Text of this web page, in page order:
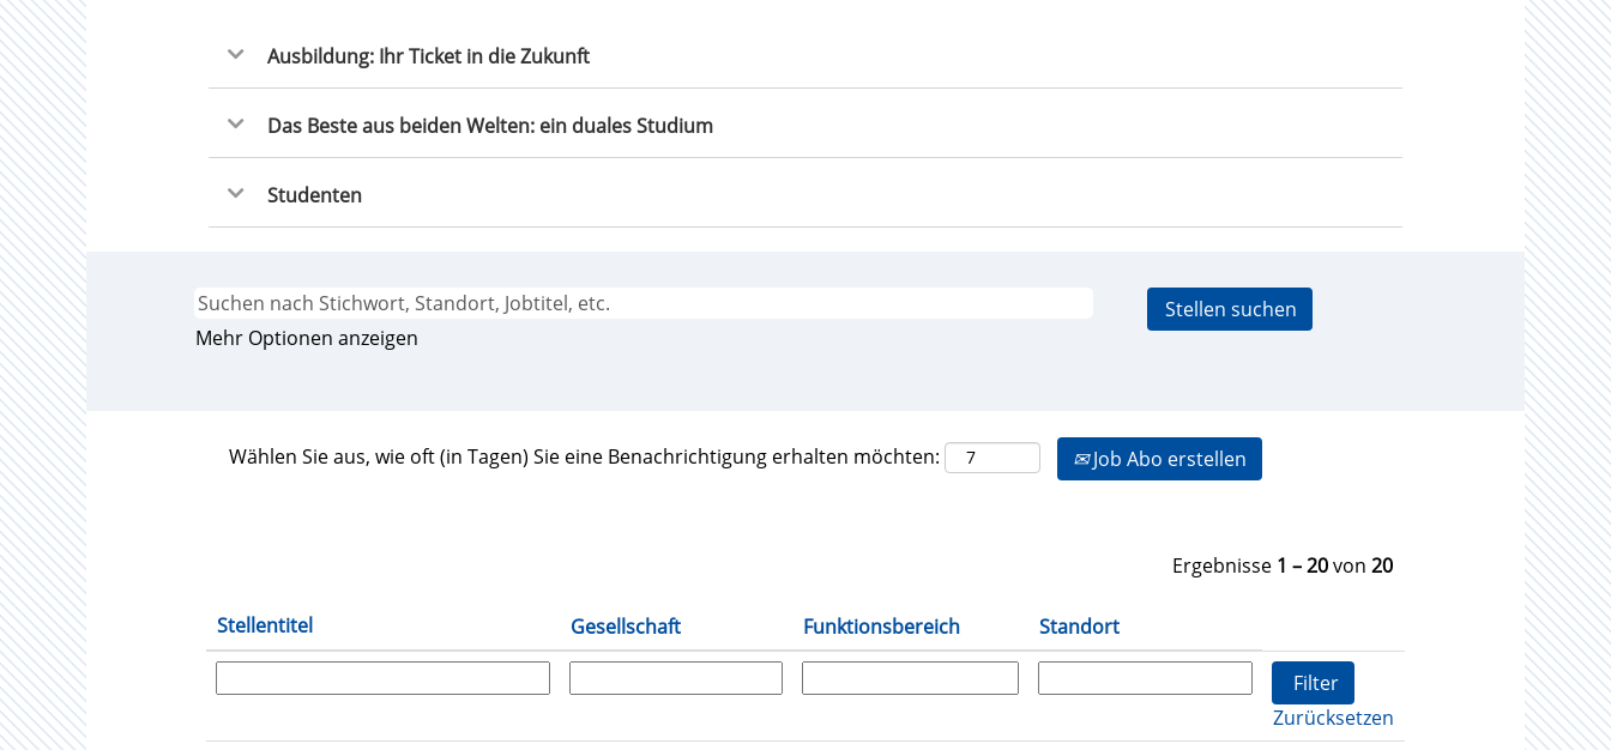
Ausbildung: Ihr Ticket in die Zukunft
Das Beste aus beiden Welten: ein duales Studium
Studenten
Mehr Optionen anzeigen
Wählen Sie aus, wie oft (in Tagen) Sie eine Benachrichtigung erhalten möchten: Job Abo erstellen
Ergebnisse 1 – 20von 20
Stellentitel Gesellschaft Funktionsbereich Standort
Zurücksetzen